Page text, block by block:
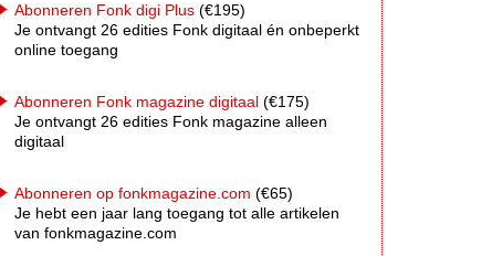
Abonneren Fonk digi Plus (€195)
Je ontvangt 26 edities Fonk digitaal én onbeperkt
online toegang
Abonneren Fonk magazine digitaal (€175)
Je ontvangt 26 edities Fonk magazine alleen
digitaal
Abonneren op fonkmagazine.com (€65)
Je hebt een jaar lang toegang tot alle artikelen
van fonkmagazine.com